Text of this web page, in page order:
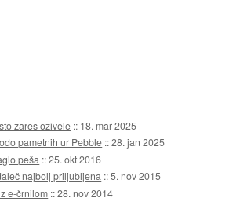
zares oživele :: 18. mar 2025
pametnih ur Pebble ::28. jan 2025
peša ::25. okt 2016
najbolj priljubljena ::5. nov 2015
e-črnilom ::28. nov 2014